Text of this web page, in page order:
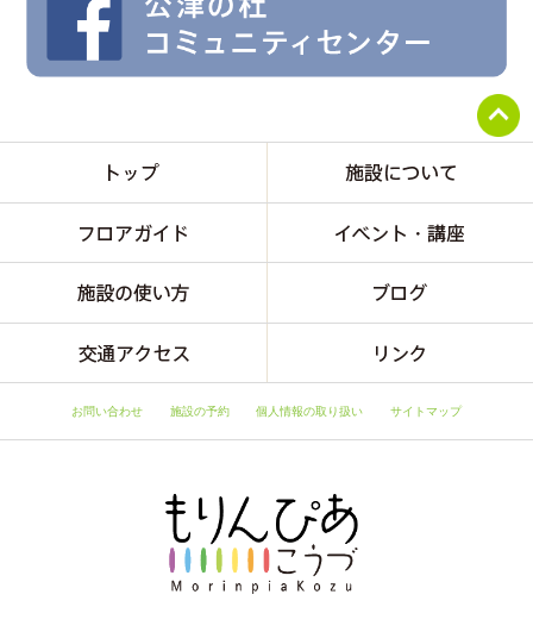
お問い合わせ 施設の予約 個人情報の取り扱い サイトマップ